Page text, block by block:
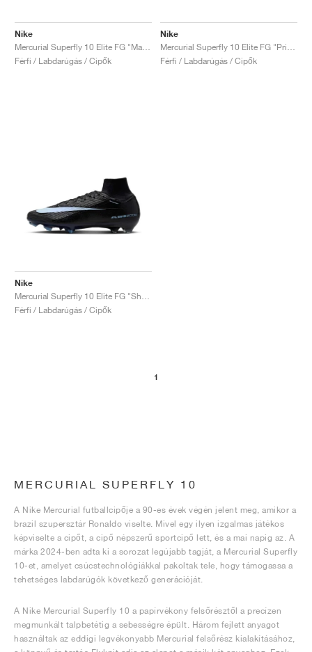
Nike
Férfi / Labdarúgás / Cipők
Nike
Férfi / Labdarúgás / Cipők
Nike
Férfi / Labdarúgás / Cipők
1
MERCURIAL SUPERFLY 10
A Nike Mercurial futballcipője a 90-es évek végén jelent meg, amikor a
brazil szupersztár Ronaldo viselte. Mivel egy ilyen izgalmas játékos
képviselte a cipőt, a cipő népszerű sportcipő lett, és a mai napig az. A
márka 2024-ben adta ki a sorozat legújabb tagját, a Mercurial Superfly
10-et, amelyet csúcstechnológiákkal pakoltak tele, hogy támogassa a
tehetséges labdarúgók következő generációját.
A Nike Mercurial Superfly 10 a papírvékony felsőrésztől a precízen
megmunkált talpbetétig a sebességre épült. Három fejlett anyagot
használtak az eddigi legvékonyabb Mercurial felsőrész kialakításához,